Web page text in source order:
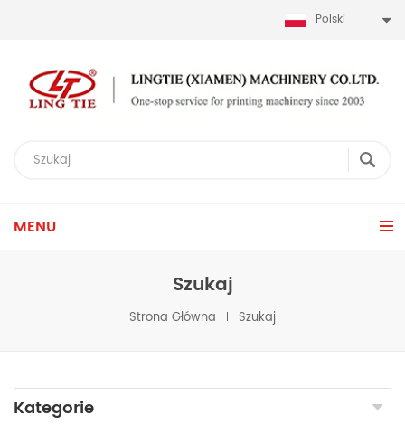
Polski
MENU
Szukaj
Strona Główna Szukaj
Kategorie